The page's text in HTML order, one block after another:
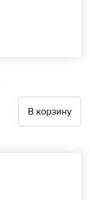
В корзину